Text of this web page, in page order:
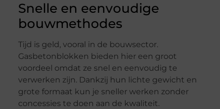
Snelle en eenvoudige
bouwmethodes
Tijd is geld, vooral in de bouwsector.
Gasbetonblokken bieden hier een groot
voordeel omdat ze snel en eenvoudig te
verwerken zijn. Dankzij hun lichte gewicht en
grote formaat kun je sneller werken zonder
concessies te doen aan de kwaliteit.